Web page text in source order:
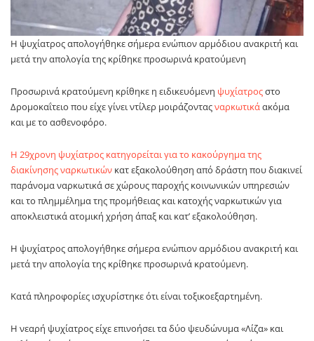
Η ψυχίατρος απολογήθηκε σήμερα ενώπιον αρμόδιου ανακριτή και
μετά την απολογία της κρίθηκε προσωρινά κρατούμενη
Προσωρινά κρατούμενη κρίθηκε η ειδικευόμενη ψυχίατροςστο
Δρομοκαΐτειο που είχε γίνει ντίλερ μοιράζονταςναρκωτικάακόμα
και με το ασθενοφόρο.
H 29χρονη ψυχίατρος κατηγορείται για το κακούργημα της
διακίνησης ναρκωτικών κατ εξακολούθηση από δράστη που διακινεί
παράνομα ναρκωτικά σε χώρους παροχής κοινωνικών υπηρεσιών
και το πλημμέλημα της προμήθειας και κατοχής ναρκωτικών για
αποκλειστικά ατομική χρήση άπαξ και κατ’ εξακολούθηση.
Η ψυχίατρος απολογήθηκε σήμερα ενώπιον αρμόδιου ανακριτή και
μετά την απολογία της κρίθηκε προσωρινά κρατούμενη.
Κατά πληροφορίες ισχυρίστηκε ότι είναι τοξικοεξαρτημένη.
Η νεαρή ψυχίατρος είχε επινοήσει τα δύο ψευδώνυμα «Λίζα» και